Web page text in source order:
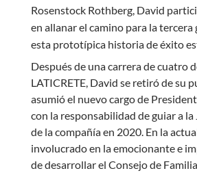
Rosenstock Rothberg, David
en allanar el camino para la tercera
esta prototípica historia de éxito
Después de una carrera de cuatro
LATICRETE, David se retiró de su
asumió el nuevo cargo de
con la responsabilidad de guiar a
de la compañía en 2020. En la
involucrado en la emocionante e
de desarrollar el Consejo de